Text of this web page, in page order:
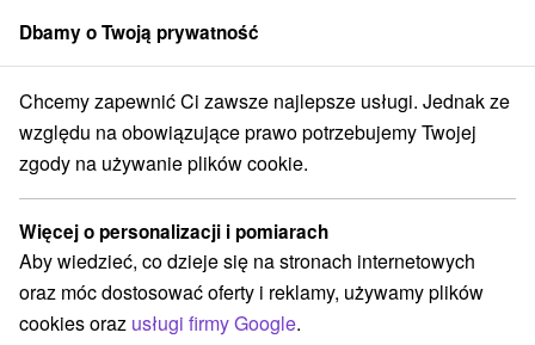
członek grupySorger
Atrakcje na Słowacji Skanseny Považie
Skanseny Považie
Kategorie
Wszystkie kategorie
Miejsca sakralne(5)
Wieże obserwacyjne i chodniki(15)
Dbamy o Twoją prywatność
Chcemy zapewnić Ci zawsze najlepsze usługi. Jednak ze
względu na obowiązujące prawo potrzebujemy Twojej
zgody na używanie plików cookie.
Więcej o personalizacji i pomiarach
Aby wiedzieć, co dzieje się na stronach internetowych
oraz móc dostosować oferty i reklamy, używamy plików
cookies oraz usługi firmy Google.